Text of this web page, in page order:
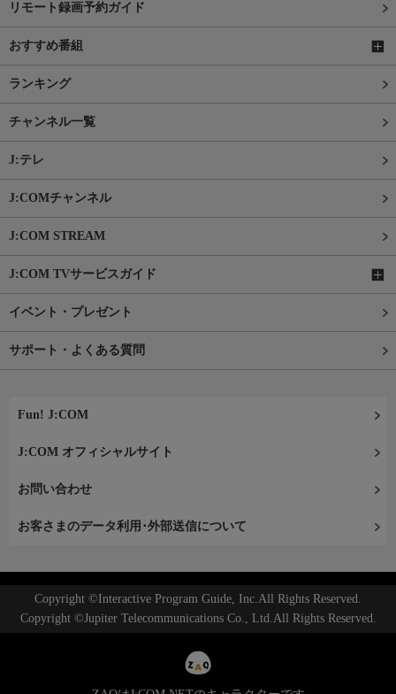
リモート録画予約ガイド
おすすめ番組
ランキング
チャンネル一覧
J:テレ
J:COMチャンネル
J:COM STREAM
J:COM TVサービスガイド
イベント・プレゼント
サポート・よくある質問
Fun! J:COM
J:COM オフィシャルサイト
お問い合わせ
お客さまのデータ利用･外部送信について
Copyright ©Interactive Program Guide, Inc.All Rights Reserved.
Copyright ©Jupiter Telecommunications Co., Ltd.All Rights Reserved.